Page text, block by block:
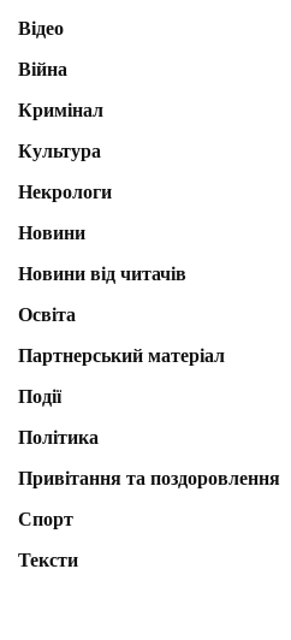
Відео
Війна
Кримінал
Культура
Некрологи
Новини
Новини від читачів
Освіта
Партнерський матеріал
Події
Політика
Привітання та поздоровлення
Спорт
Тексти